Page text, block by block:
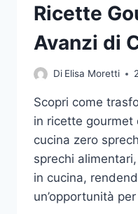
Ricette
Avanzi di
Di Elisa Moretti
Scopri come
in ricette gourmet
cucina zero
sprechi
in cucina,
un’opportunità